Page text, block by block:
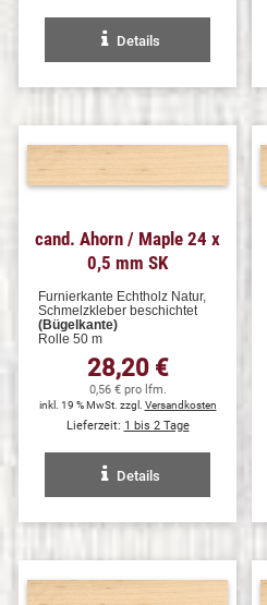
Details
cand. Ahorn / Maple 24 x
0,5 mm SK
Furnierkante Echtholz Natur,
Schmelzkleber beschichtet
(Bügelkante)
Rolle 50 m
28,20 €
0,56 € pro lfm.
inkl. 19 % MwSt. zzgl. Versandkosten
Lieferzeit: 1 bis 2 Tage
Details